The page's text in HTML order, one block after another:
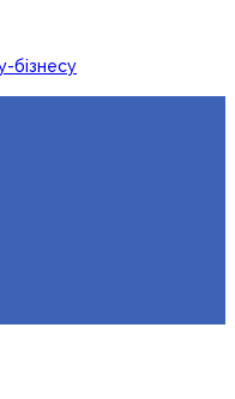
бізнесу